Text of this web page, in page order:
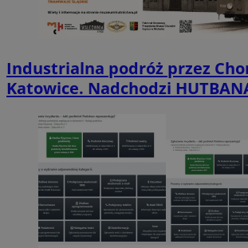
Industrialna podróż przez
Katowice. Nadchodzi